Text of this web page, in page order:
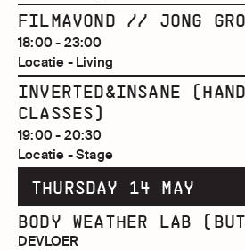
FILMAVOND // JONG
18:00 - 23:00
Locatie - Living
INVERTED&INSANE
CLASSES)
19:00 - 20:30
Locatie - Stage
THURSDAY 14 MAY
BODY WEATHER LAB
DEVLOER